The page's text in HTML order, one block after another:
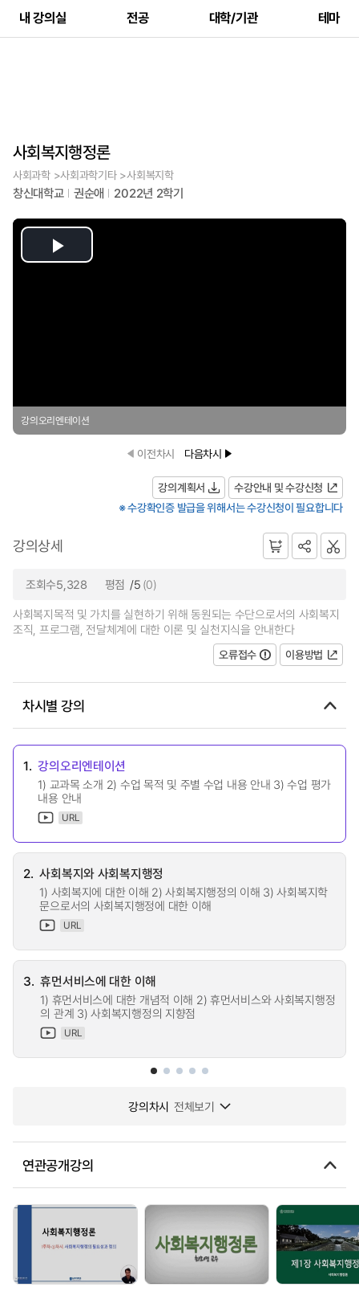
내 강의실 전공 대학/기관 테마
사회복지행정론
사회과학 >사회과학기타 >사회복지학
창신대학교 권순애 2022년 2학기
Play
강의오리엔테이션
이전차시 다음차시
강의계획서
수강안내 및 수강신청
※ 수강확인증 발급을 위해서는 수강신청이 필요합니다
강의상세
조회수5,328 평점 /5 (0)
사회복지목적 및 가치를 실현하기 위해 동원되는 수단으로서의 사회복지
조직, 프로그램, 전달체계에 대한 이론 및 실천지식을 안내한다
오류접수
이용방법
차시별 강의
1. 강의오리엔테이션
1) 교과목 소개 2) 수업 목적 및 주별 수업 내용 안내 3) 수업 평가
내용 안내
URL
2. 사회복지와 사회복지행정
1) 사회복지에 대한 이해 2) 사회복지행정의 이해 3) 사회복지학
문으로서의 사회복지행정에 대한 이해
URL
3. 휴먼서비스에 대한 이해
1) 휴먼서비스에 대한 개념적 이해 2) 휴먼서비스와 사회복지행정
의 관계 3) 사회복지행정의 지향점
URL
강의차시 전체보기
연관공개강의